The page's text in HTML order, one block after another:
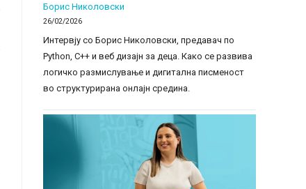
Борис Николовски
26/02/2026
Интервју со Борис Николовски, предавач по
Python, C++ и веб дизајн за деца. Како се развива
логичко размислување и дигитална писменост
во структурирана онлајн средина.